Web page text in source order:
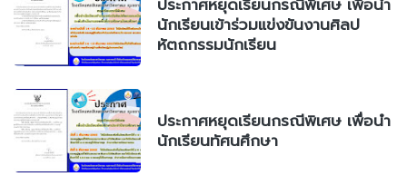
ประกาศหยุดเรียนกรณีพิเศษ เพื่อนำ
นักเรียนเข้าร่วมแข่งขันงานศิลป
หัตถกรรมนักเรียน
ประกาศหยุดเรียนกรณีพิเศษ เพื่อนำ
นักเรียนทัศนศึกษา